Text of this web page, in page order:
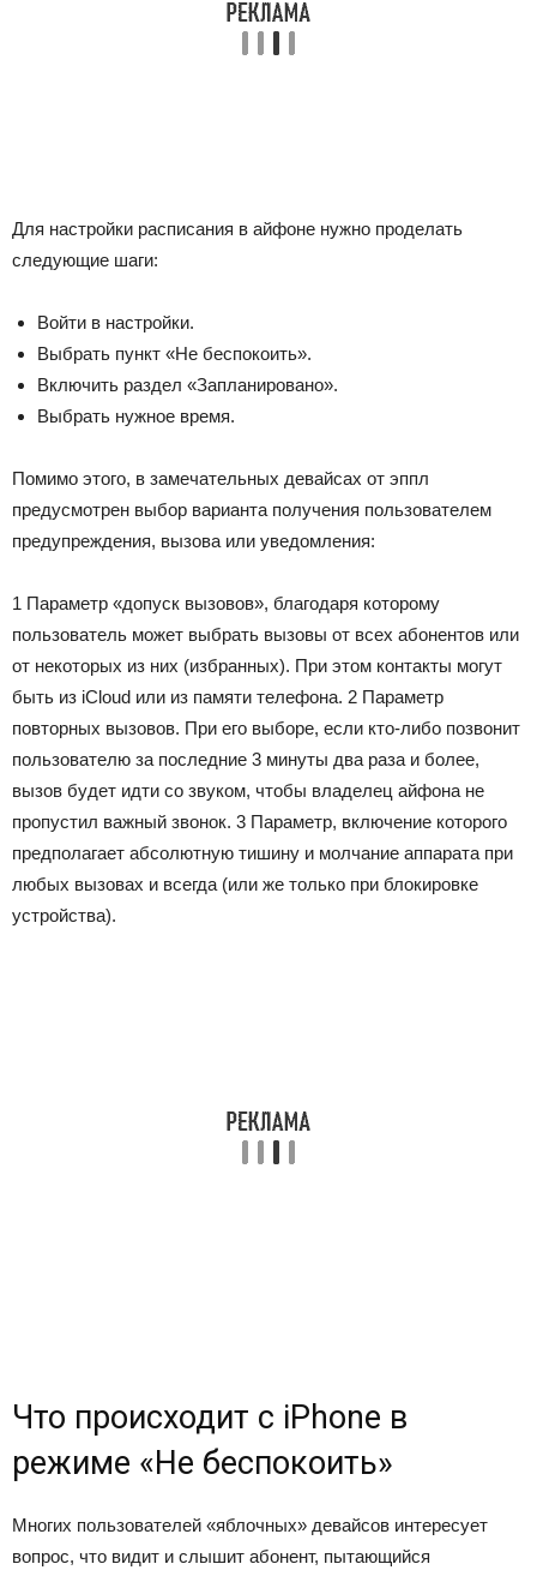
Для настройки расписания в айфоне нужно проделать
следующие шаги:
Войти в настройки.
Выбрать пункт «Не беспокоить».
Включить раздел «Запланировано».
Выбрать нужное время.
Помимо этого, в замечательных девайсах от эппл
предусмотрен выбор варианта получения пользователем
предупреждения, вызова или уведомления:
1 Параметр «допуск вызовов», благодаря которому
пользователь может выбрать вызовы от всех абонентов или
от некоторых из них (избранных). При этом контакты могут
быть из iCloud или из памяти телефона. 2 Параметр
повторных вызовов. При его выборе, если кто-либо позвонит
пользователю за последние 3 минуты два раза и более,
вызов будет идти со звуком, чтобы владелец айфона не
пропустил важный звонок. 3 Параметр, включение которого
предполагает абсолютную тишину и молчание аппарата при
любых вызовах и всегда (или же только при блокировке
устройства).
Что происходит с iPhone в
режиме «Не беспокоить»
Многих пользователей «яблочных» девайсов интересует
вопрос, что видит и слышит абонент, пытающийся